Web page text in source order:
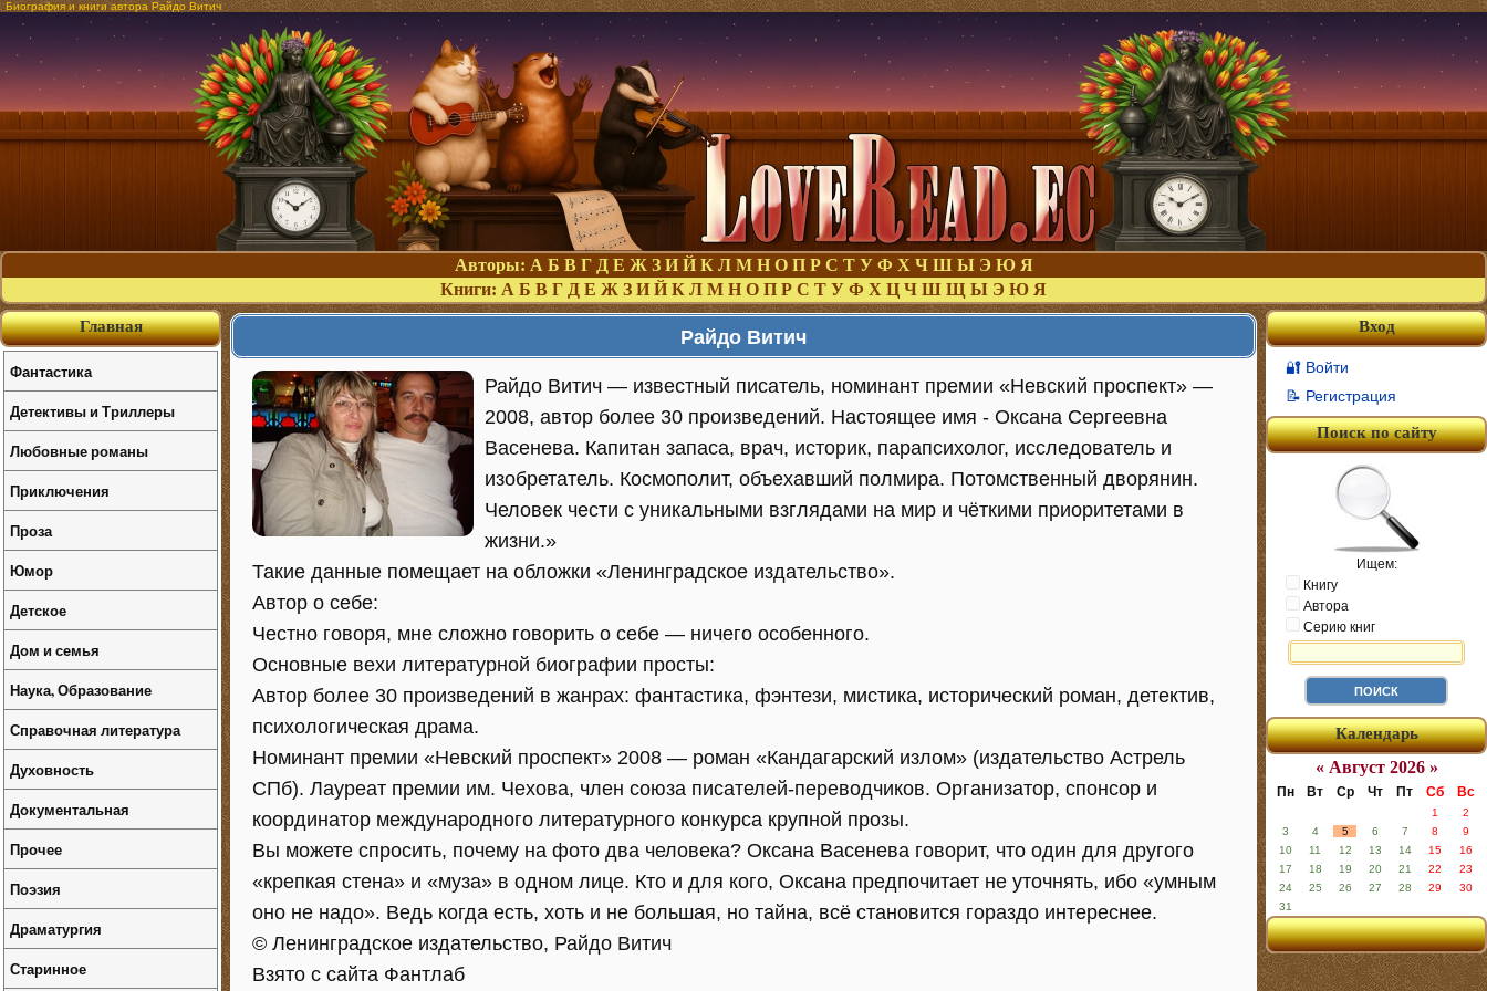
Биография и книги автора Райдо Витич
Авторы: А Б В Г Д Е Ж З И Й К Л М Н О П Р С Т У Ф Х Ч Ш Ы Э Ю Я
Книги: А Б В Г Д Е Ж З И Й К Л М Н О П Р С Т У Ф Х Ц Ч Ш Щ Ы Э Ю Я
Райдо Витич
Райдо Витич — известный писатель, номинант премии «Невский проспект» —
2008, автор более 30 произведений. Настоящее имя - Оксана Сергеевна
Васенева. Капитан запаса, врач, историк, парапсихолог, исследователь и
изобретатель. Космополит, объехавший полмира. Потомственный дворянин.
Человек чести с уникальными взглядами на мир и чёткими приоритетами в
жизни.»
Такие данные помещает на обложки «Ленинградское издательство».
Автор о себе:
Честно говоря, мне сложно говорить о себе — ничего особенного.
Основные вехи литературной биографии просты:
Автор более 30 произведений в жанрах: фантастика, фэнтези, мистика, исторический роман, детектив,
психологическая драма.
Номинант премии «Невский проспект» 2008 — роман «Кандагарский излом» (издательство Астрель
СПб). Лауреат премии им. Чехова, член союза писателей-переводчиков. Организатор, спонсор и
координатор международного литературного конкурса крупной прозы.
Вы можете спросить, почему на фото два человека? Оксана Васенева говорит, что один для другого
«крепкая стена» и «муза» в одном лице. Кто и для кого, Оксана предпочитает не уточнять, ибо «умным
оно не надо». Ведь когда есть, хоть и не большая, но тайна, всё становится гораздо интереснее.
© Ленинградское издательство, Райдо Витич
Взято с сайта Фантлаб
Вход
🔐 Войти
📝 Регистрация
Поиск по сайту
Ищем:
Книгу
Автора
Серию книг
Календарь
« Август 2026 »
Пн Вт Ср Чт Пт Сб Вс
1
2
3
4 5 6 7 8
9
10
11 12 13 14 15
16
17
18 19 20 21 22
23
24
25 26 27 28 29
30
31
Главная
Фантастика
Детективы и Триллеры
Любовные романы
Приключения
Проза
Юмор
Детское
Дом и семья
Наука, Образование
Справочная литература
Духовность
Документальная
Прочее
Поэзия
Драматургия
Старинное